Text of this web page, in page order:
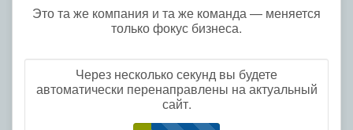
Это та же компания и та же команда — меняется
только фокус бизнеса.
Через несколько секунд вы будете
автоматически перенаправлены на актуальный
сайт.